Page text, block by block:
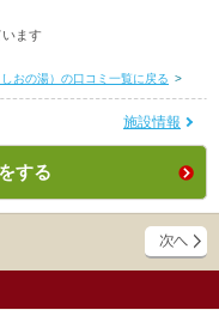
ます
おの湯）の口コミ一覧に戻る >
施設情報
する